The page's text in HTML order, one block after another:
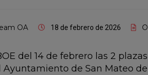
OA 18 de febrero de 2026
del 14 de febrero las 2
de San Mateo